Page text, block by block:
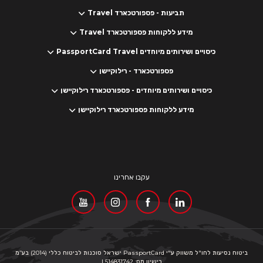
תביעות - פספורטכארד Travel
מידע ללקוחות פספורטכארד Travel
כיסויים ושירותים מיוחדים PassportCard Travel
פספורטכארד - רילוקיישן
כיסויים ושירותים מיוחדים - פספורטכארד רילוקיישן
מידע ללקוחות פספורטכארד רילוקיישן
עקבו אחרינו
ביטוח נסיעות לחו"ל משווק ע"י PassportCard ישראל סוכנות לביטוח כללי (2014) בע”מ